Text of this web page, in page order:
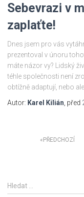
Sebevrazi v
zaplaťte!
Dnes jsem pro vás
prezentoval v únoru
máte názor vy? Lidský
téhle společnosti není
obtížně adaptují, nebo
Autor: Karel Kilián , před
Stránkování
PŘEDCHOZÍ
V
y
Hledat …